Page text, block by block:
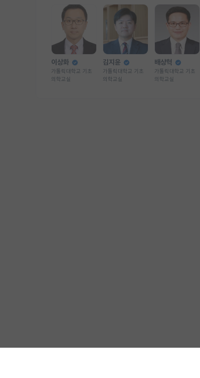
이상화
가톨릭대학교 기초
의학교실
김지윤
가톨릭대학교 기초
의학교실
배상혁
가톨릭대학교 기초
의학교실